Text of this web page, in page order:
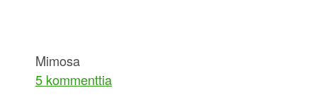
Mimosa
5 kommenttia